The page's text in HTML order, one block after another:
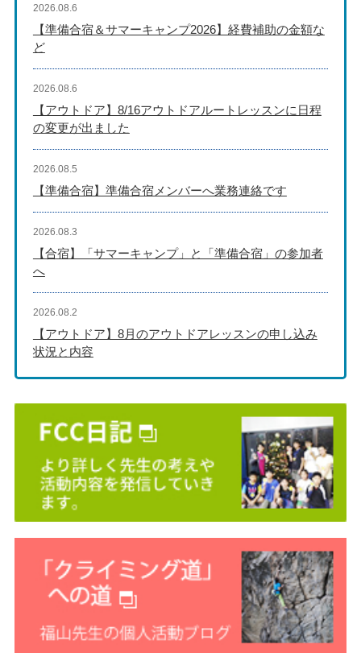
【準備合宿＆サマーキャンプ2026】経費補助の金額な
ど
2026.08.6
【アウトドア】8/16アウトドアルートレッスンに日程
の変更が出ました
2026.08.6
【準備合宿】準備合宿メンバーへ業務連絡です
2026.08.5
【合宿】「サマーキャンプ」と「準備合宿」の参加者
へ
2026.08.3
【アウトドア】8月のアウトドアレッスンの申し込み
状況と内容
2026.08.2